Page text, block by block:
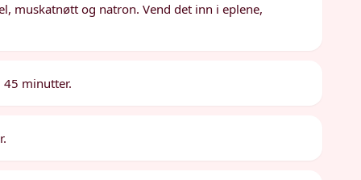
muskatnøtt og natron. Vend det inn i eplene,
45 minutter.